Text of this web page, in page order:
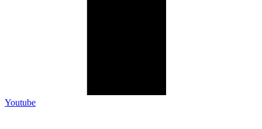
Youtube